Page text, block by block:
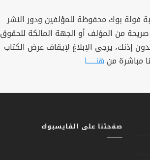
فولة بوك محفوظة للمؤلفين ودور النشر
من المؤلف أو الجهة المالكة للحقوق
إذنك، يرجى الإبلاغ لإيقاف عرض الكتاب
مباشرة من هنــــــا
صفحتنا على الفايسبوك